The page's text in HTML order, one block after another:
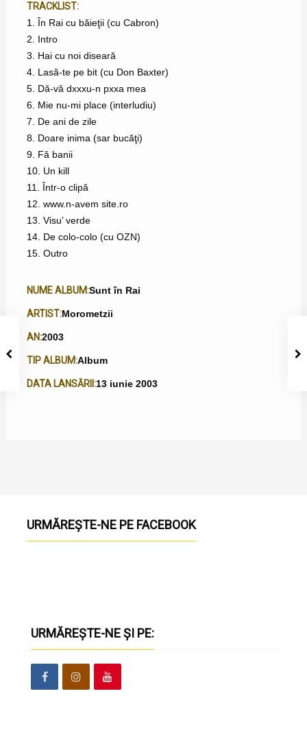
TRACKLIST:
1. În Rai cu băieţii (cu Cabron)
2. Intro
3. Hai cu noi diseară
4. Lasă-te pe bit (cu Don Baxter)
5. Dă-vă dxxxu-n pxxa mea
6. Mie nu-mi place (interludiu)
7. De ani de zile
8. Doare inima (sar bucăţi)
9. Fă banii
10. Un kill
11. Într-o clipă
12. www.n-avem site.ro
13. Visu’ verde
14. De colo-colo (cu OZN)
15. Outro
NUME ALBUM:Sunt în Rai
ARTIST:Morometzii
AN:2003
TIP ALBUM:Album
DATA LANSĂRII:13 iunie 2003
URMĂREȘTE-NE PE FACEBOOK
URMĂREȘTE-NE ȘI PE: